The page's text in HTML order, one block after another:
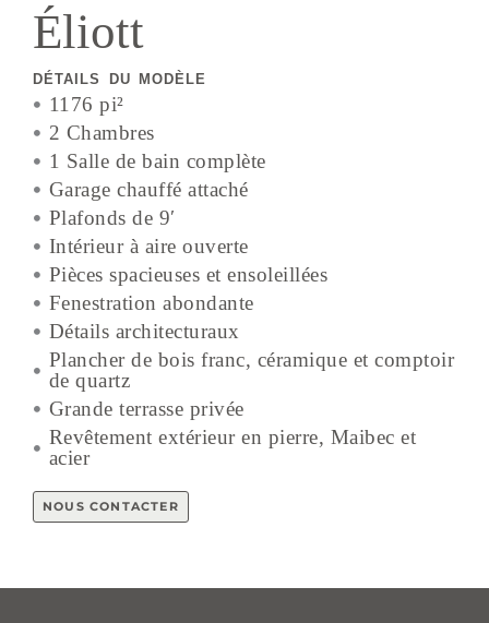
Éliott
DÉTAILS DU MODÈLE
1176 pi²
2 Chambres
1 Salle de bain complète
Garage chauffé attaché
Plafonds de 9′
Intérieur à aire ouverte
Pièces spacieuses et ensoleillées
Fenestration abondante
Détails architecturaux
Plancher de bois franc, céramique et comptoir
de quartz
Grande terrasse privée
Revêtement extérieur en pierre, Maibec et
acier
NOUS CONTACTER